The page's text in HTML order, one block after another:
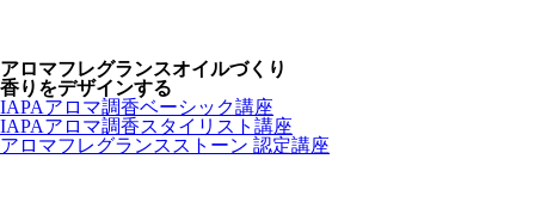
アロマフレグランスオイルづくり
香りをデザインする
IAPAアロマ調香ベーシック講座
IAPAアロマ調香スタイリスト講座
アロマフレグランスストーン 認定講座